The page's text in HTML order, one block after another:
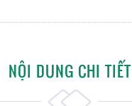
NỘI DUNG CHI TIẾT